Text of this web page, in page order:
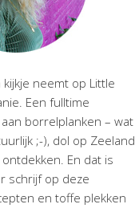
neemt op Little
Een fulltime
borrelplanken – wat
;-), dol op Zeeland
En dat is
schrijf op deze
en toffe plekken